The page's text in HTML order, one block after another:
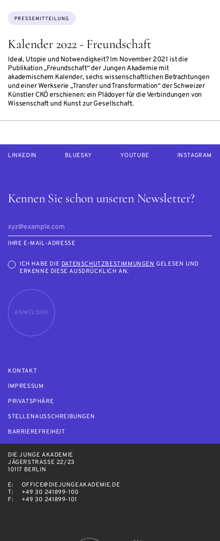
Kalender 2022 - Freundschaft
Ideal, Utopie und Notwendigkeit? Im November 2021 ist die
Publikation „Freundschaft“ der Jungen Akademie mit
akademischem Kalender, sechs wissenschaftlichen Betrachtungen
und einer Werkserie „Transfer und Transformation“ der Schweizer
Künstler CKÖ erschienen: ein Plädoyer für die Verbindungen von
Wissenschaft und Kunst zur Gesellschaft.
Themen:
PRESSEMITTEILUNG
Kennen Sie schon unseren Newsletter?
IHRE E-MAIL-ADRESSE
ICH HABE DIEDATENSCHUTZBESTIMMUNGENGELESEN UND
ERKENNE DIESE AUSDRÜCKLICH AN.
ANMELDEN
LINKEDIN BLUESKY YOUTUBE INSTAGRAM
KONTAKT
IMPRESSUM
PRIVATSPHÄRE
STELLENAUSSCHREIBUNGEN
BARRIEREFREIHEIT
DIE JUNGE AKADEMIE
JÄGERSTRASSE 22/23
10117 BERLIN
E:
OFFICE@DIEJUNGEAKADEMIE.DE
T:
+49 30 241899-100
F:
+49 30 241899-101